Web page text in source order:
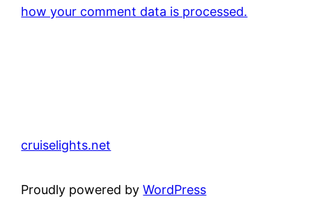
how your comment data is processed.
cruiselights.net
Proudly powered byWordPress